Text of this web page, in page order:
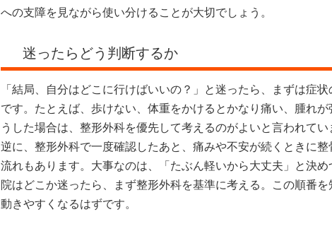
への支障を見ながら使い分けることが大切でしょう。
迷ったらどう判断するか
「結局、自分はどこに行けばいいの？」と迷ったら、まずは症
です。たとえば、歩けない、体重をかけるとかなり痛い、腫れ
うした場合は、整形外科を優先して考えるのがよいと言われてい
逆に、整形外科で一度確認したあと、痛みや不安が続くときに
流れもあります。大事なのは、「たぶん軽いから大丈夫」と決
院はどこか迷ったら、まず整形外科を基準に考える。この順番
動きやすくなるはずです。